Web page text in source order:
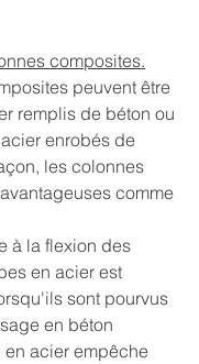
composites.
peuvent être
remplis de béton ou
enrobés de
les colonnes
comme
à la flexion des
en acier est
sont pourvus
en béton
acier empêche